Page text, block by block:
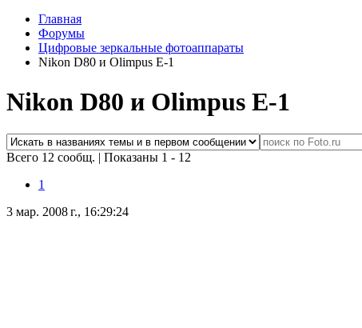
Главная
Форумы
Цифровые зеркальные фотоаппараты
Nikon D80 и Olimpus E-1
Nikon D80 и Olimpus E-1
Всего 12 сообщ. | Показаны 1 - 12
1
3 мар. 2008 г., 16:29:24